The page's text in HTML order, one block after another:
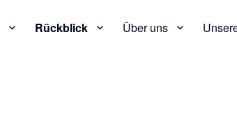
Rückblick Über uns